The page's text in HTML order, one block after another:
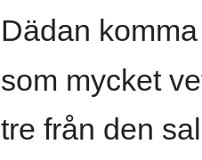
Dädan
som mycket
tre från den